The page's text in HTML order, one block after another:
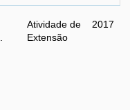
Atividade de
Extensão
2017